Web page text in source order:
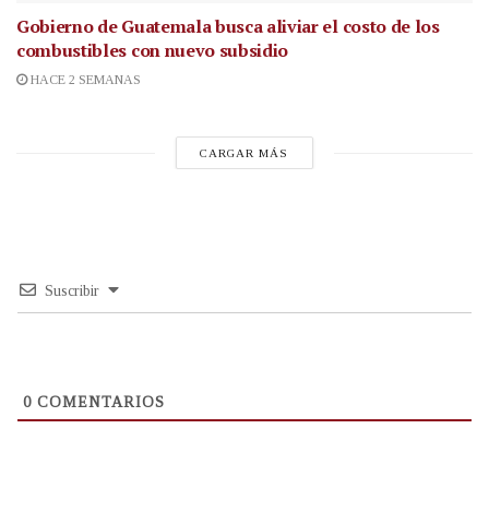
Gobierno de Guatemala busca aliviar el costo de los
combustibles con nuevo subsidio
HACE 2 SEMANAS
CARGAR MÁS
Suscribir
0 COMENTARIOS